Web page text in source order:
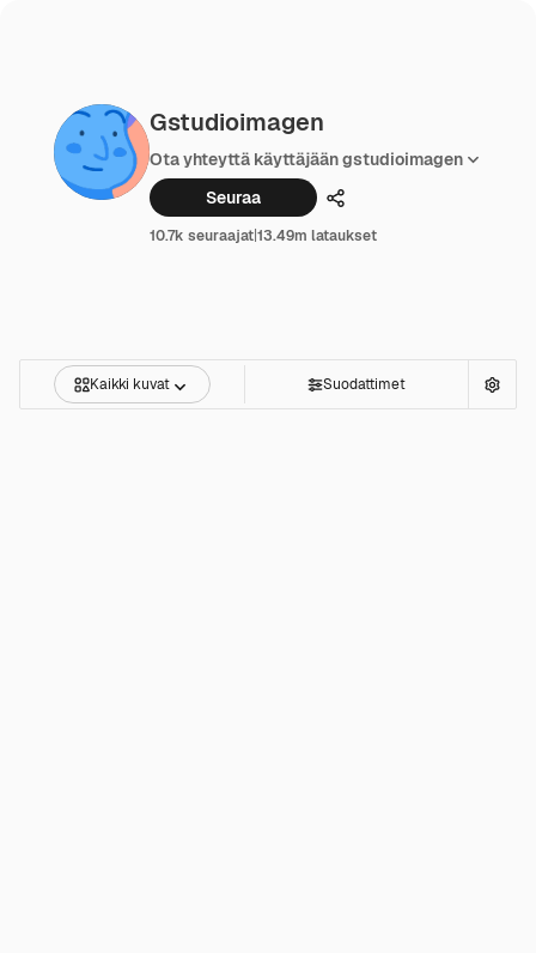
Gstudioimagen
Ota yhteyttä käyttäjään gstudioimagen
Seuraa
Jakaa
10.7k seuraajat|13.49m lataukset
Kaikki kuvat Suodattimet